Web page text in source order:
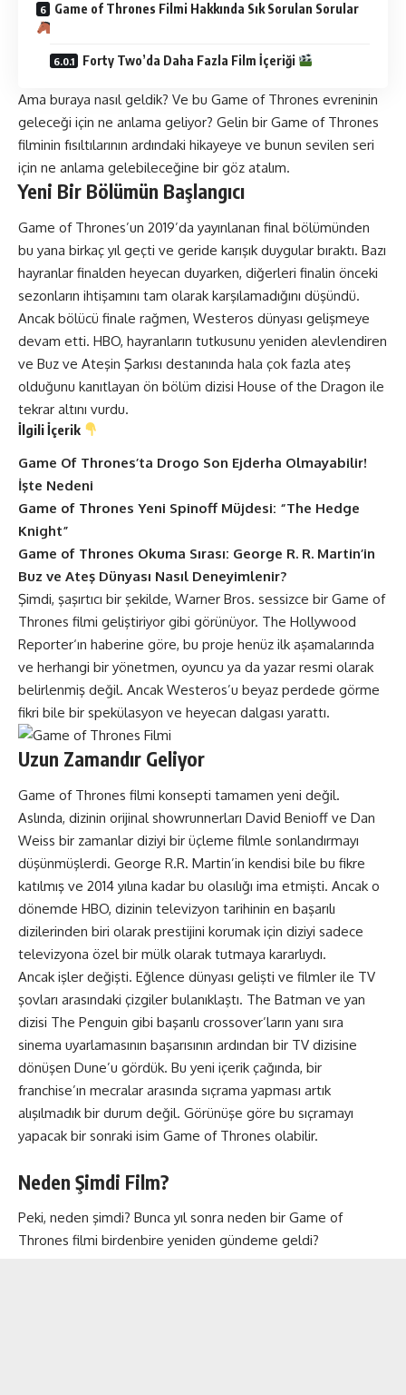
Game of Thrones Filmi Hakkında Sık Sorulan Sorular
Forty Two’da Daha Fazla Film İçeriği
Ama buraya nasıl geldik? Ve bu Game of Thrones evreninin
geleceği için ne anlama geliyor? Gelin bir Game of Thrones
filminin fısıltılarının ardındaki hikayeye ve bunun sevilen seri
için ne anlama gelebileceğine bir göz atalım.
Yeni Bir Bölümün Başlangıcı
Game of Thrones’un 2019’da yayınlanan final bölümünden
bu yana birkaç yıl geçti ve geride karışık duygular bıraktı. Bazı
hayranlar finalden heyecan duyarken, diğerleri finalin önceki
sezonların ihtişamını tam olarak karşılamadığını düşündü.
Ancak bölücü finale rağmen, Westeros dünyası gelişmeye
devam etti. HBO, hayranların tutkusunu yeniden alevlendiren
ve Buz ve Ateşin Şarkısı destanında hala çok fazla ateş
olduğunu kanıtlayan ön bölüm dizisi House of the Dragon ile
tekrar altını vurdu.
İlgili İçerik
Game Of Thrones’ta Drogo Son Ejderha Olmayabilir!
İşte Nedeni
Game of Thrones Yeni Spinoff Müjdesi: “The Hedge
Knight”
Game of Thrones Okuma Sırası: George R. R. Martin’in
Buz ve Ateş Dünyası Nasıl Deneyimlenir?
Şimdi, şaşırtıcı bir şekilde, Warner Bros. sessizce bir Game of
Thrones filmi geliştiriyor gibi görünüyor. The Hollywood
Reporter‘ın haberine göre, bu proje henüz ilk aşamalarında
ve herhangi bir yönetmen, oyuncu ya da yazar resmi olarak
belirlenmiş değil. Ancak Westeros’u beyaz perdede görme
fikri bile bir spekülasyon ve heyecan dalgası yarattı.
Uzun Zamandır Geliyor
Game of Thrones filmi konsepti tamamen yeni değil.
Aslında, dizinin orijinal showrunnerları David Benioff ve Dan
Weiss bir zamanlar diziyi bir üçleme filmle sonlandırmayı
düşünmüşlerdi. George R.R. Martin’in kendisi bile bu fikre
katılmış ve 2014 yılına kadar bu olasılığı ima etmişti. Ancak o
dönemde HBO, dizinin televizyon tarihinin en başarılı
dizilerinden biri olarak prestijini korumak için diziyi sadece
televizyona özel bir mülk olarak tutmaya kararlıydı.
Ancak işler değişti. Eğlence dünyası gelişti ve filmler ile TV
şovları arasındaki çizgiler bulanıklaştı. The Batman ve yan
dizisi The Penguin gibi başarılı crossover’ların yanı sıra
sinema uyarlamasının başarısının ardından bir TV dizisine
dönüşen Dune’u gördük. Bu yeni içerik çağında, bir
franchise’ın mecralar arasında sıçrama yapması artık
alışılmadık bir durum değil. Görünüşe göre bu sıçramayı
yapacak bir sonraki isim Game of Thrones olabilir.
Neden Şimdi Film?
Peki, neden şimdi? Bunca yıl sonra neden bir Game of
Thrones filmi birdenbire yeniden gündeme geldi?